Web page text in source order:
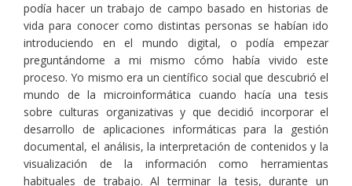
podía hacer un trabajo de campo basado en historias de
vida para conocer como distintas personas se habían ido
introduciendo en el mundo digital, o podía empezar
preguntándome a mi mismo cómo había vivido este
proceso. Yo mismo era un científico social que descubrió el
mundo de la microinformática cuando hacía una tesis
sobre culturas organizativas y que decidió incorporar el
desarrollo de aplicaciones informáticas para la gestión
documental, el análisis, la interpretación de contenidos y la
visualización de la información como herramientas
habituales de trabajo. Al terminar la tesis, durante un